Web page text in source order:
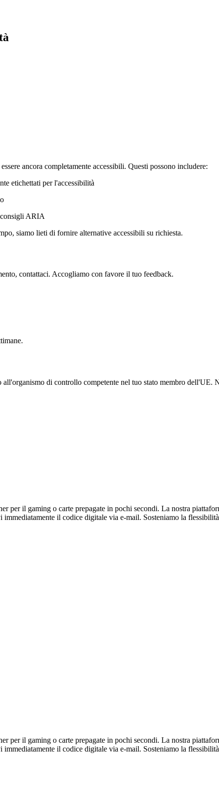
ancora completamente accessibili. Questi possono includere:
etichettati per l'accessibilità
ARIA
siamo lieti di fornire alternative accessibili su richiesta.
contattaci. Accogliamo con favore il tuo feedback.
all'organismo di controllo competente nel tuo stato membro
per il gaming o carte prepagate in pochi secondi. La nostra
il codice digitale via e-mail. Sosteniamo la
per il gaming o carte prepagate in pochi secondi. La nostra
il codice digitale via e-mail. Sosteniamo la